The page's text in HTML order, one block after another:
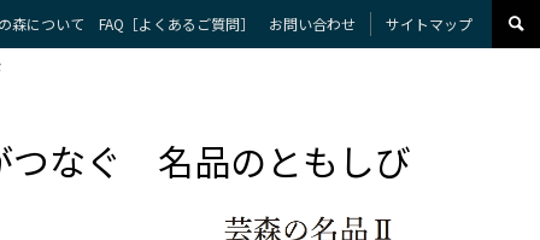
森について FAQ［よくあるご質問］ お問い合わせ サイトマップ
なぐ 名品のともしび